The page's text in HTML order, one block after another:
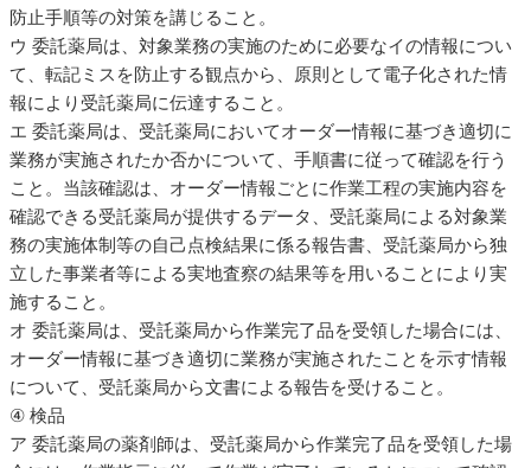
防止手順等の対策を講じること。
ウ 委託薬局は、対象業務の実施のために必要なイの情報につい
て、転記ミスを防止する観点から、原則として電子化された情
報により受託薬局に伝達すること。
エ 委託薬局は、受託薬局においてオーダー情報に基づき適切に
業務が実施されたか否かについて、手順書に従って確認を行う
こと。当該確認は、オーダー情報ごとに作業工程の実施内容を
確認できる受託薬局が提供するデータ、受託薬局による対象業
務の実施体制等の自己点検結果に係る報告書、受託薬局から独
立した事業者等による実地査察の結果等を用いることにより実
施すること。
オ 委託薬局は、受託薬局から作業完了品を受領した場合には、
オーダー情報に基づき適切に業務が実施されたことを示す情報
について、受託薬局から文書による報告を受けること。
④ 検品
ア 委託薬局の薬剤師は、受託薬局から作業完了品を受領した場